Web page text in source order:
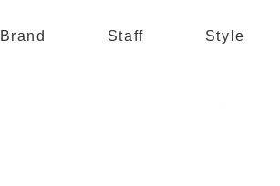
Brand Staff Style